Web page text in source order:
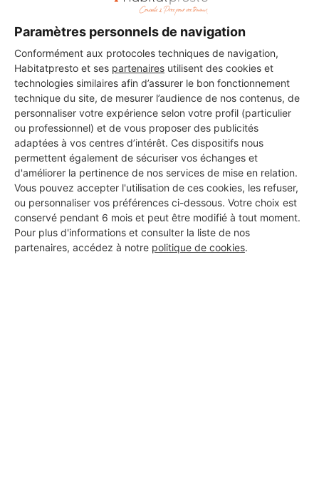
Paramètres personnels de navigation
Conformément aux protocoles techniques de navigation,
Habitatpresto et ses partenaires utilisent des cookies et
technologies similaires afin d’assurer le bon fonctionnement
technique du site, de mesurer l’audience de nos contenus, de
personnaliser votre expérience selon votre profil (particulier
ou professionnel) et de vous proposer des publicités
adaptées à vos centres d’intérêt. Ces dispositifs nous
permettent également de sécuriser vos échanges et
d'améliorer la pertinence de nos services de mise en relation.
Vous pouvez accepter l'utilisation de ces cookies, les refuser,
ou personnaliser vos préférences ci-dessous. Votre choix est
conservé pendant 6 mois et peut être modifié à tout moment.
Pour plus d'informations et consulter la liste de nos
partenaires, accédez à notre politique de cookies.
Vous souhaitez réaliser des travaux et ne savez quel professionnel
auprès de notre réseau de 5 000
professionnels partout en France.
DEMANDER UN DEVIS